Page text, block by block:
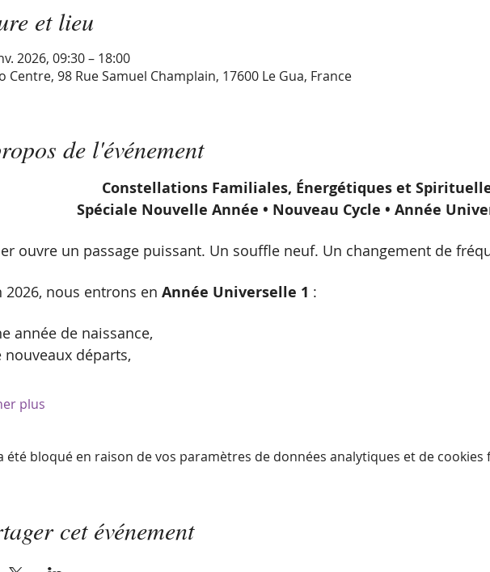
et lieu
2026, 09:30 – 18:00
Centre, 98 Rue Samuel Champlain, 17600 Le Gua, France
de l'événement
Constellations Familiales, Énergétiques et
Spéciale Nouvelle Année • Nouveau Cycle • Année
ouvre un passage puissant. Un souffle neuf. Un changement de
2026, nous entrons en Année Universelle 1 :
année de naissance,
nouveaux départs,
plus
été bloqué en raison de vos paramètres de données analytiques et de cookies
cet événement